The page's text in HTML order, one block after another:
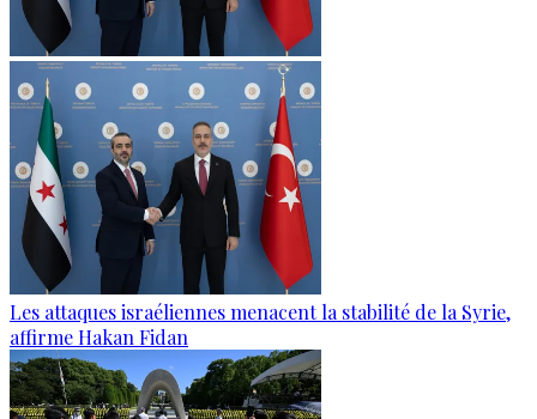
Les attaques israéliennes menacent la stabilité de la Syrie,
affirme Hakan Fidan